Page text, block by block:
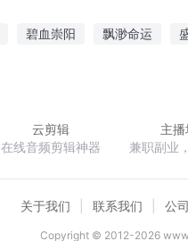
碧血崇阳 飘渺命运
云剪辑
在线音频剪辑神器
主播
兼职副业
关于我们 联系我们 公
Copyright © 2012-2026